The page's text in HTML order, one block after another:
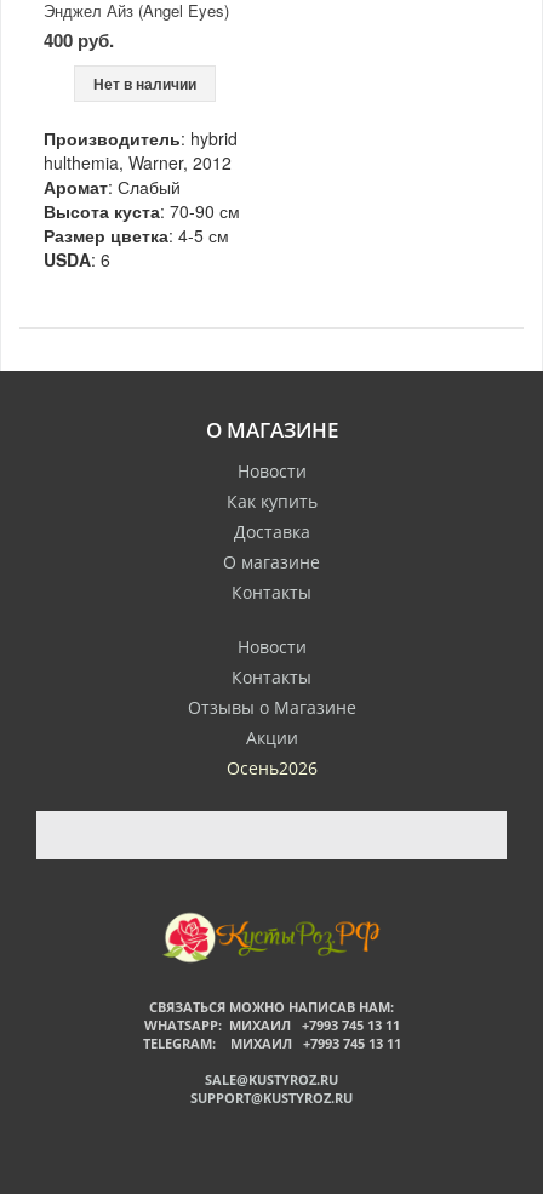
Энджел Айз (Angel Eyes)
400 руб.
Нет в наличии
Производитель: hybrid
hulthemia, Warner, 2012
Аромат: Слабый
Высота куста: 70-90 см
Размер цветка: 4-5 см
USDA: 6
О МАГАЗИНЕ
Новости
Как купить
Доставка
О магазине
Контакты
Новости
Контакты
Отзывы о Магазине
Акции
Осень2026
СВЯЗАТЬСЯ МОЖНО НАПИСАВ НАМ:
WHATSAPP: МИХАИЛ +7993 745 13 11
TELEGRAM: МИХАИЛ +7993 745 13 11
SALE@KUSTYROZ.RU
SUPPORT@KUSTYROZ.RU